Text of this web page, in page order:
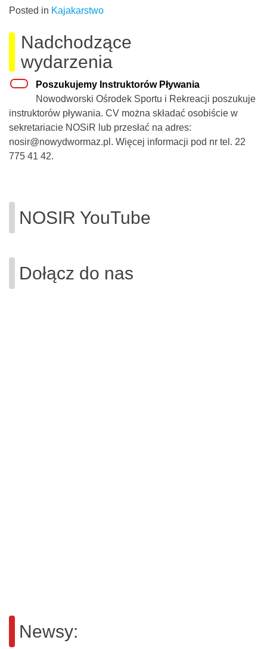
Posted in Kajakarstwo
Nadchodzące
wydarzenia
Poszukujemy Instruktorów Pływania
Nowodworski Ośrodek Sportu i Rekreacji poszukuje
instruktorów pływania. CV można składać osobiście w
sekretariacie NOSiR lub przesłać na adres:
nosir@nowydwormaz.pl. Więcej informacji pod nr tel. 22
775 41 42.
NOSIR YouTube
Dołącz do nas
Newsy: